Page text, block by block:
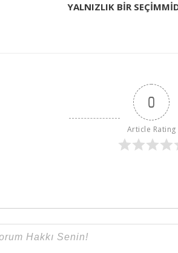
YALNIZLIK BİR
0
Article Rating